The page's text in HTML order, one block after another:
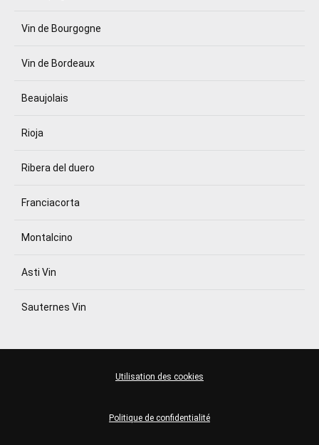
Vin de Bourgogne
Vin de Bordeaux
Beaujolais
Rioja
Ribera del duero
Franciacorta
Montalcino
Asti Vin
Sauternes Vin
Politique de confidentialité
Utilisation des cookies